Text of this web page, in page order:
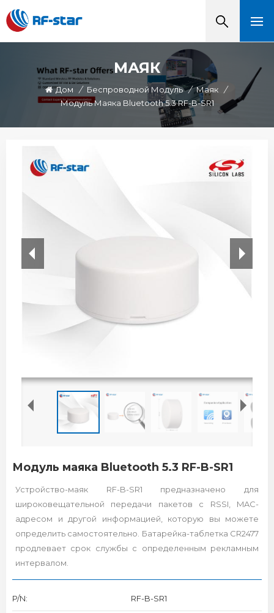
МАЯК
Дом / Беспроводной Модуль / Маяк
/
Модуль Маяка Bluetooth 5.3 RF-B-SR1
Модуль маяка Bluetooth 5.3 RF-B-SR1
Устройство-маяк RF-B-SR1 предназначено для
широковещательной передачи пакетов с RSSI, MAC-
адресом и другой информацией, которую вы можете
определить самостоятельно. Батарейка-таблетка CR2477
продлевает срок службы с определенным рекламным
интервалом.
P/N: RF-B-SR1